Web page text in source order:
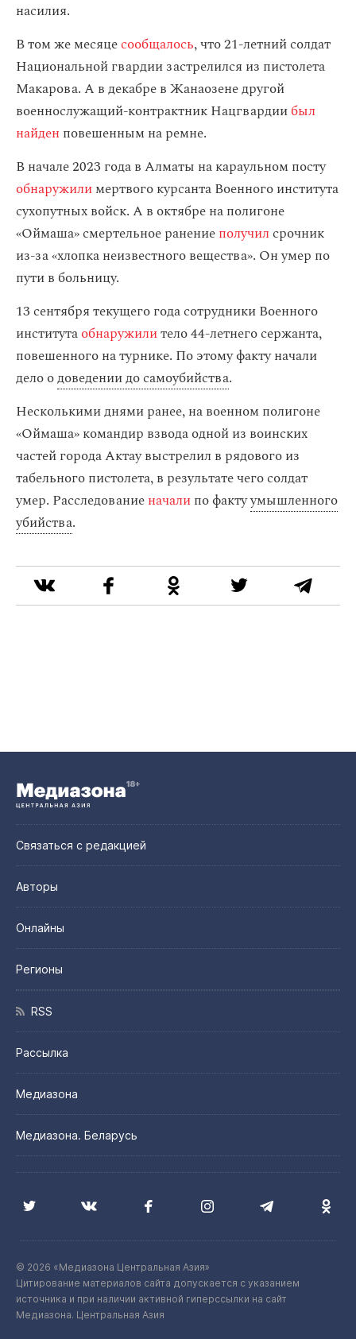
насилия.
В том же месяцесообщалось, что 21-летний солдат
Национальной гвардии застрелился из пистолета
Макарова. А в декабре в Жанаозене другой
военнослужащий-контрактник Нацгвардиибыл
найден повешенным на ремне.
В начале 2023 года в Алматы на караульном посту
обнаружилимертвого курсанта Военного института
сухопутных войск. А в октябре на полигоне
«Оймаша» смертельное ранениеполучилсрочник
из-за «хлопка неизвестного вещества». Он умер по
пути в больницу.
13 сентября текущего года сотрудники Военного
институтаобнаружилитело 44-летнего сержанта,
повешенного на турнике. По этому факту начали
дело одоведении до самоубийства.
Несколькими днями ранее, на военном полигоне
«Оймаша» командир взвода одной из воинских
частей города Актау выстрелил в рядового из
табельного пистолета, в результате чего солдат
умер. Расследованиеначалипо фактуумышленного
убийства.
Связаться с редакцией
Авторы
Онлайны
Регионы
RSS
Рассылка
Медиазона
Медиазона. Беларусь
© 2026 «Медиазона Центральная Азия»
Цитирование материалов сайта допускается с указанием
источника и при наличии активной гиперссылки на сайт
Медиазона. Центральная Азия